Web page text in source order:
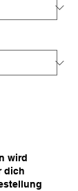
wird
dich